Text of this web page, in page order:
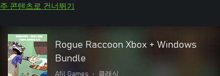
주 콘텐츠로 건너뛰기
Rogue Raccoon Xbox + Windows
Bundle
Afil Games • 클래식